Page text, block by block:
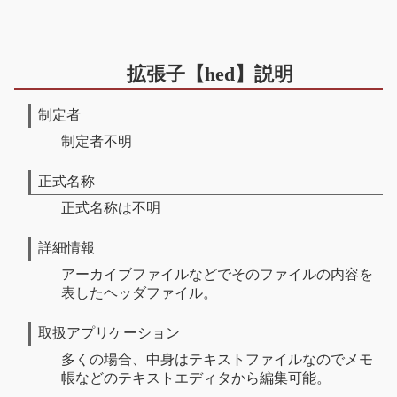
拡張子【hed】説明
制定者
制定者不明
正式名称
正式名称は不明
詳細情報
アーカイブファイルなどでそのファイルの内容を
表したヘッダファイル。
取扱アプリケーション
多くの場合、中身はテキストファイルなのでメモ
帳などのテキストエディタから編集可能。